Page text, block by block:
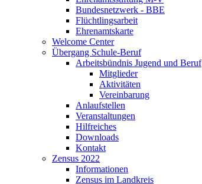
Bundesnetzwerk - BBE
Flüchtlingsarbeit
Ehrenamtskarte
Welcome Center
Übergang Schule-Beruf
Arbeitsbündnis Jugend und Beruf
Mitglieder
Aktivitäten
Vereinbarung
Anlaufstellen
Veranstaltungen
Hilfreiches
Downloads
Kontakt
Zensus 2022
Informationen
Zensus im Landkreis